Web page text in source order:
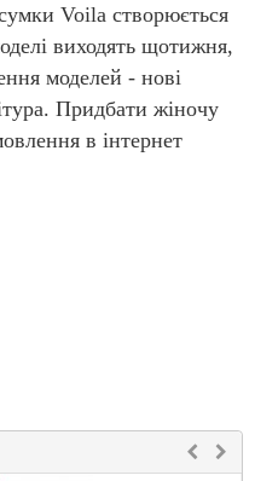
Voila створюється
виходять щотижня,
моделей - нові
Придбати жіночу
в інтернет